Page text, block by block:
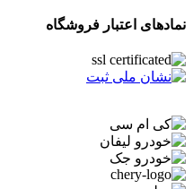
نمادهای اعتبار فروشگاه